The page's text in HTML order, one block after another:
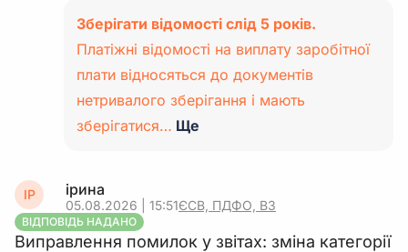
Зберігати відомості слід 5 років.
Платіжні відомості на виплату заробітної
плати відносяться до документів
нетривалого зберігання і мають
зберігатися… Ще
ІР ірина
05.08.2026 | 15:51ЄСВ, ПДФО, ВЗ
ВІДПОВІДЬ НАДАНО
Виправлення помилок у звітах: зміна категорії